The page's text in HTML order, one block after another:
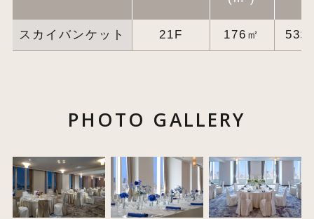
スカイバンケット 21F 176㎡ 53坪
PHOTO GALLERY